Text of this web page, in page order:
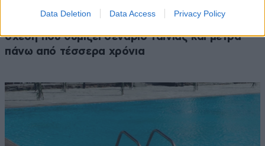
Data Deletion Data Access Privacy Policy
08·08·2026 09:01
Νία Βαρντάλος – Σπύρος Κατσαγάνης: Μια
σχέση που θυμίζει σενάριο ταινίας και μετρά
πάνω από τέσσερα χρόνια